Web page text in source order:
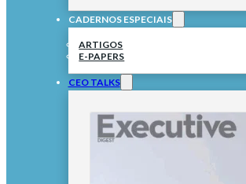
CADERNOS ESPECIAIS
ARTIGOS
E-PAPERS
CEO TALKS